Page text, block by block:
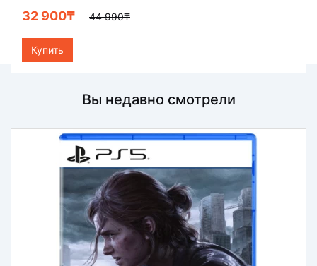
32 900₸ 44 990₸
Купить
Вы недавно смотрели